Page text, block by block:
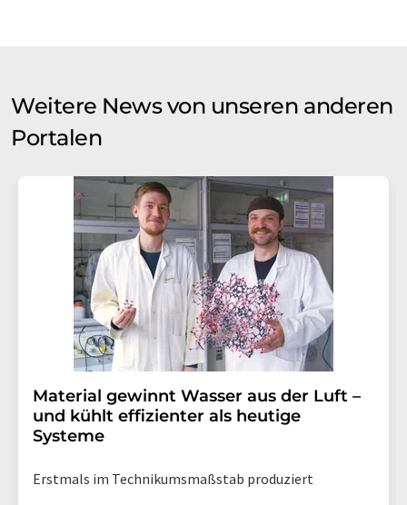
Weitere News von unseren anderen
Portalen
Material gewinnt Wasser aus der Luft –
und kühlt effizienter als heutige
Systeme
Erstmals im Technikumsmaßstab produziert